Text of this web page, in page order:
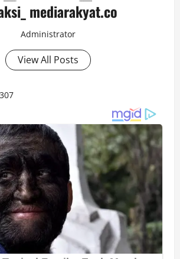
mediarakyat.co
Administrator
View All Posts
307